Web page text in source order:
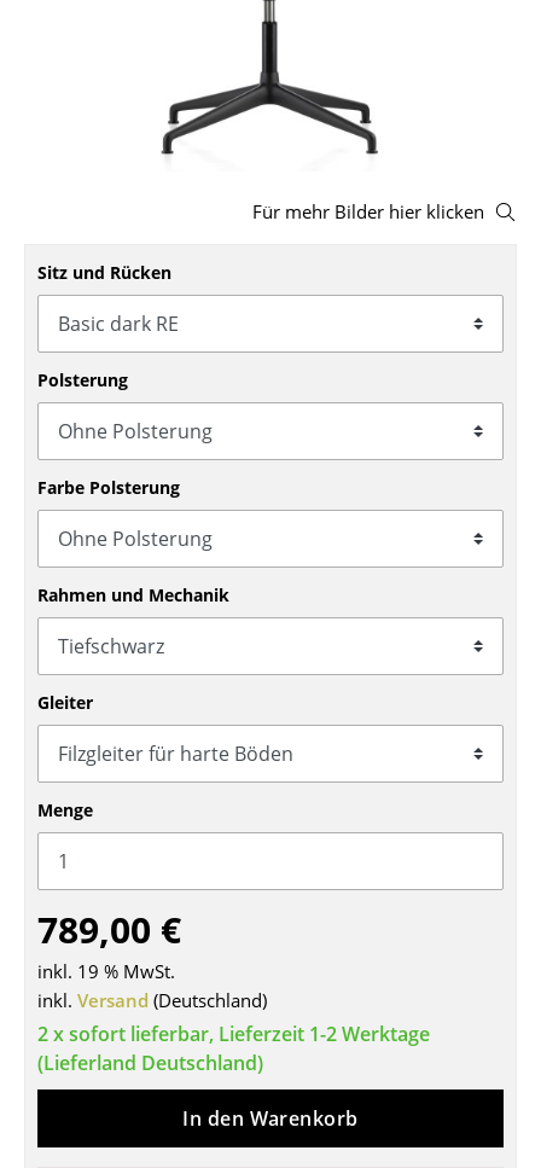
Schaukelstühle
Bürodrehstühle
Konferenzstühle
Bürosessel
Einzelteile
... alle Sitzmöbel
Tische
Esstische
Beistelltische
Couchtische
Schreibtische
Sekretäre & PC-Tische
Konferenztische
Stehtische & Stehpulte
Kindertische
Gartentische
Servierwagen
... alle Tische
Für mehr Bilder hier klicken
Sitz und Rücken
Polsterung
Farbe Polsterung
Rahmen und Mechanik
Gleiter
Menge
789,00 €
inkl. 19 % MwSt.
inkl. Versand (Deutschland)
2 x sofort lieferbar, Lieferzeit 1-2 Werktage
(Lieferland Deutschland)
In den Warenkorb